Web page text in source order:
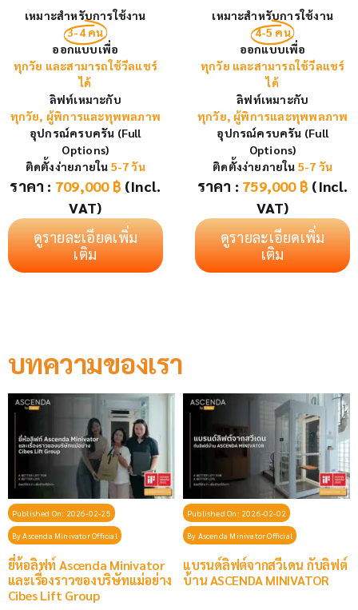
เหมาะสำหรับการใช้งาน
3-4 คน
ออกแบบเพื่อ
ทุกวัย และสามารถใช้วีลแชร์
ได้
ลิฟท์เหมาะกับ
ทุกวัย, ผู้พิการและทุพพลภาพ
อุปกรณ์ครบครัน (Full
Options)
ติดตั้งง่ายภายใน 5-7 วัน
ราคา : 709,000 ฿ (Incl.
VAT)
ดูรายละเอียดเพิ่ม
เติม
เหมาะสำหรับการใช้งาน
4-5 คน
ออกแบบเพื่อ
ทุกวัย และสามารถใช้วีลแชร์
ได้
ลิฟท์เหมาะกับ
ทุกวัย, ผู้พิการและทุพพลภาพ
อุปกรณ์ครบครัน (Full
Options)
ติดตั้งง่ายภายใน 5-7 วัน
ราคา : 759,000 ฿ (Incl.
VAT)
ดูรายละเอียดเพิ่ม
เติม
บทความของเรา
Published On: 2026-02-25
ByAscenda Minivator Official
ยี่ห้อลิฟท์ Ascenda Minivator
และเรื่องราวของบริษัทแม่อย่าง
Cibes Lift Group
Published On: 2026-02-02
By Ascenda Minivator Official
แบรนด์ลิฟต์จากสวีเดน กับลิฟต์
บ้าน ASCENDA MINIVATOR